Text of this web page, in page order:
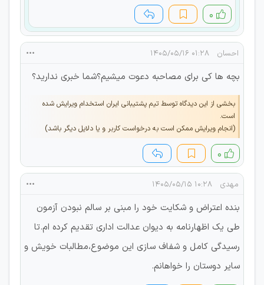
۰
احسان ۰۱:۲۸ ۱۴۰۵/۰۵/۱۶
بچه ها کی برای مصاحبه دعوت میشیم؟شما خبری ندارید؟
بخشی از این دیدگاه توسط تیم پشتیبانی ایران استخدام ویرایش شده
است.
(انجام ویرایش ممکن است به درخواست کاربر و یا دلایل دیگر باشد)
۰
مهدی ۱۰:۲۸ ۱۴۰۵/۰۵/۱۵
بنده اعتراض و شکایت خود را مبنی بر سالم نبودن آزمون
طی یک اظهارنامه به دیوان عدالت اداری تقدیم کرده ام.تا
رسیدگی کامل و شفاف سازی این موضوع،مطالبات خویش و
سایر دوستان را خواهانم.